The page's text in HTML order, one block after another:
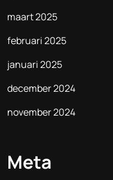
maart 2025
februari 2025
januari 2025
december 2024
november 2024
Meta